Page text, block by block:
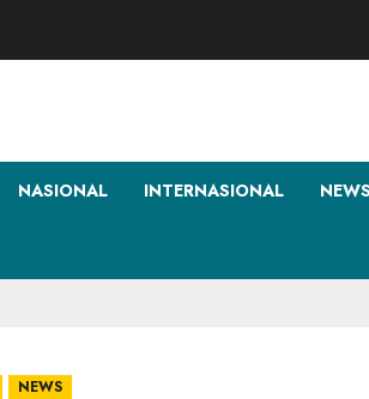
NASIONAL INTERNASIONAL NEWS
NEWS